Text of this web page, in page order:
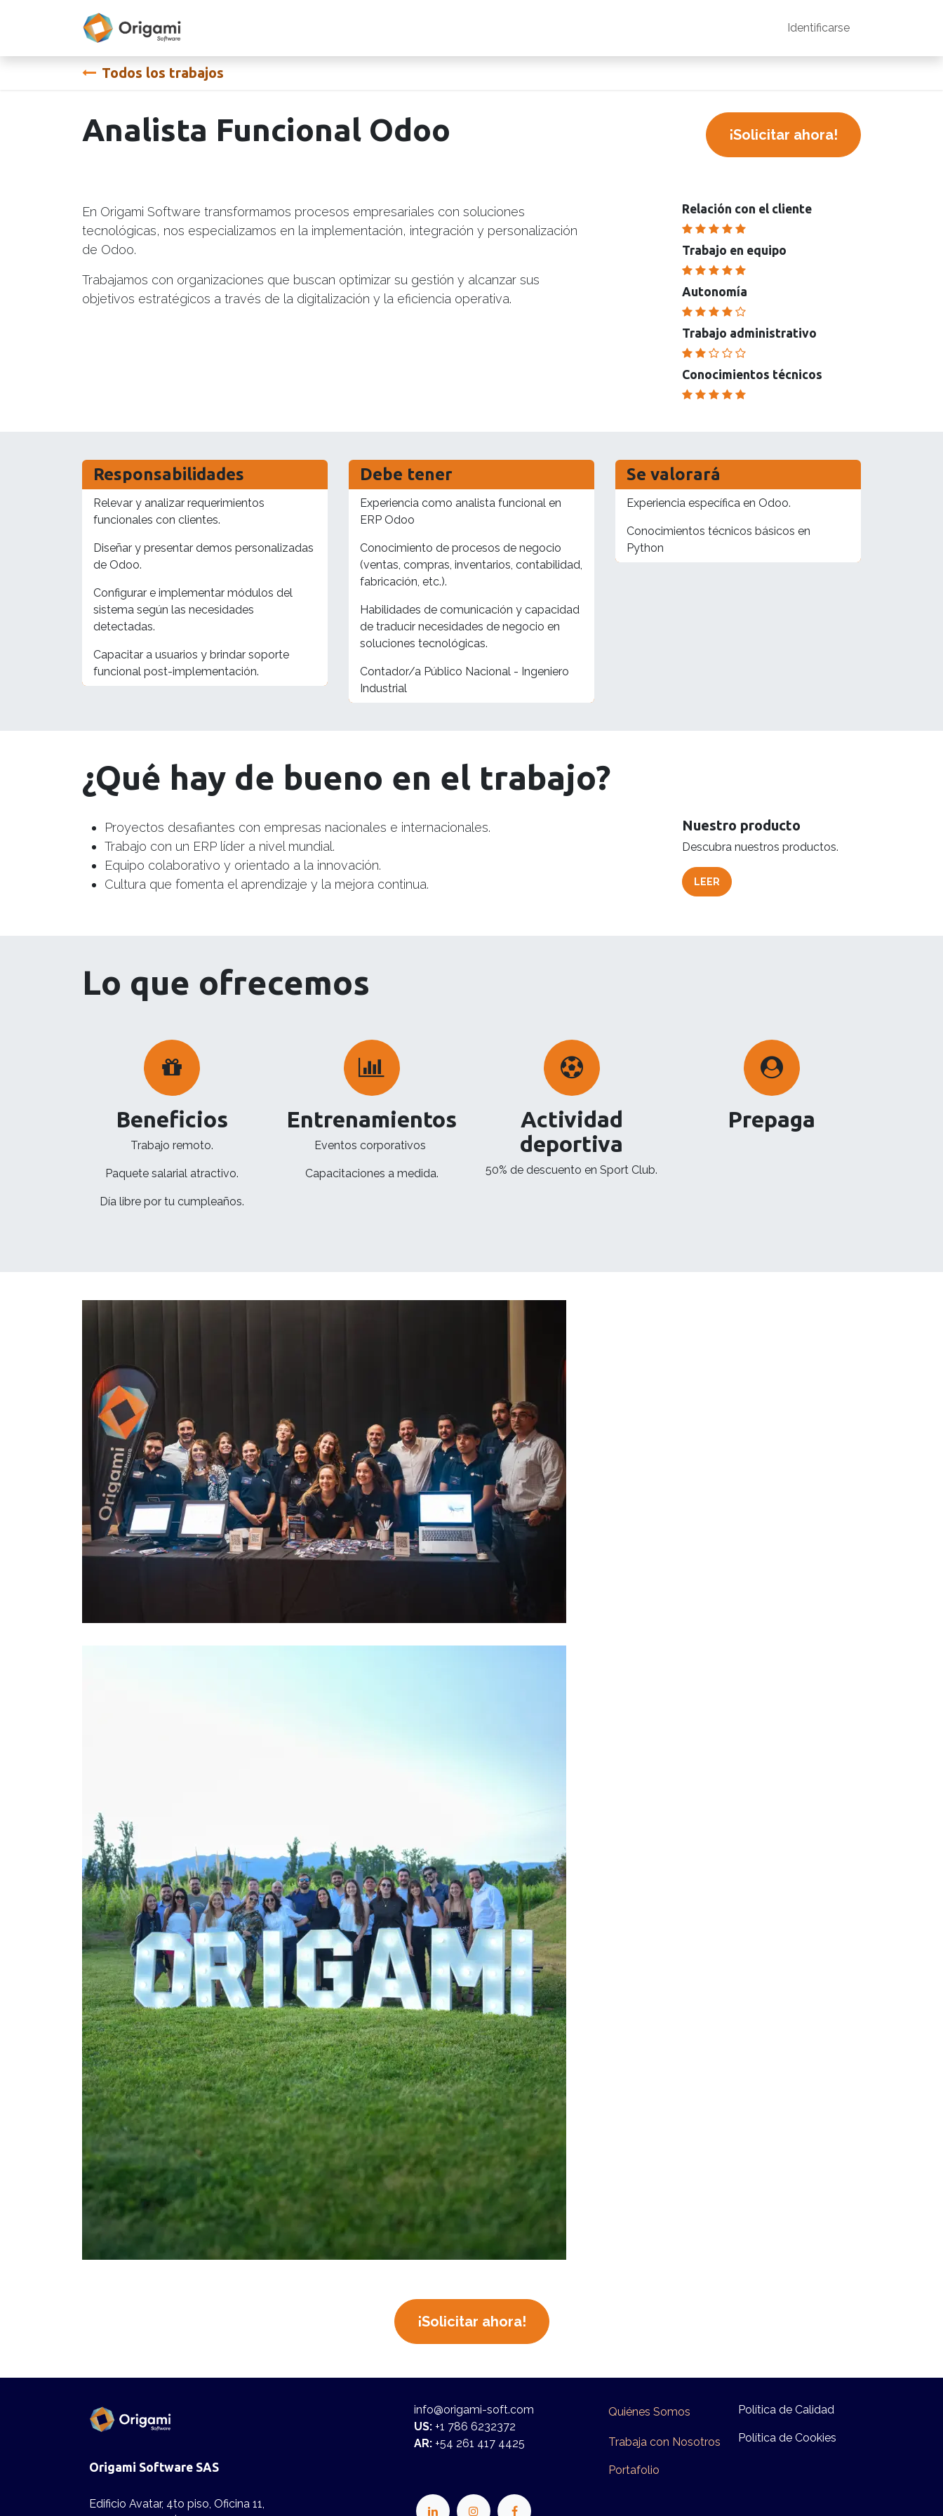
Trabaja en Origami
Identificarse
Todos los trabajos
¡Solicitar ahora!
Analista Funcional Odoo
En Origami Software transformamos procesos empresariales con soluciones
tecnológicas, nos especializamos en la implementación, integración y personalización
de Odoo.
Trabajamos con organizaciones que buscan optimizar su gestión y alcanzar sus
objetivos estratégicos a través de la digitalización y la eficiencia operativa.
Relación con el cliente
Trabajo en equipo
Autonomía
Trabajo administrativo
Conocimientos técnicos
Responsabilidades
Relevar y analizar requerimientos
funcionales con clientes.
Diseñar y presentar demos personalizadas
de Odoo.
Configurar e implementar módulos del
sistema según las necesidades
detectadas.
Capacitar a usuarios y brindar soporte
funcional post-implementación.
Debe tener
Experiencia como analista funcional en
ERP Odoo
Conocimiento de procesos de negocio
(ventas, compras, inventarios, contabilidad,
fabricación, etc.).
Habilidades de comunicación y capacidad
de traducir necesidades de negocio en
soluciones tecnológicas.
Contador/a Público Nacional - Ingeniero
Industrial
Se valorará
Experiencia específica en Odoo.
Conocimientos técnicos básicos en
Python
¿Qué hay de bueno en el trabajo?
Proyectos desafiantes con empresas nacionales e internacionales.
Trabajo con un ERP líder a nivel mundial.
Equipo colaborativo y orientado a la innovación.
Cultura que fomenta el aprendizaje y la mejora continua.
Nuestro producto
Descubra nuestros productos.
LEER
Lo que ofrecemos
Beneficios
Trabajo remoto.
Paquete salarial atractivo.
Día libre por tu cumpleaños.
Entrenamientos
Eventos corporativos
Capacitaciones a medida.
Actividad
deportiva
50% de descuento en Sport Club.
Prepaga
¡Solicitar ahora!
Origami Software SAS
Edificio Avatar, 4to piso, Oficina 11,
Política de Calidad
Política de Cookies
Quiénes Somos
Trabaja con Nosotros
Po​​rta​folio
info@origami-soft.com
US: +1 786 6232372
AR: +54 261 417 4425